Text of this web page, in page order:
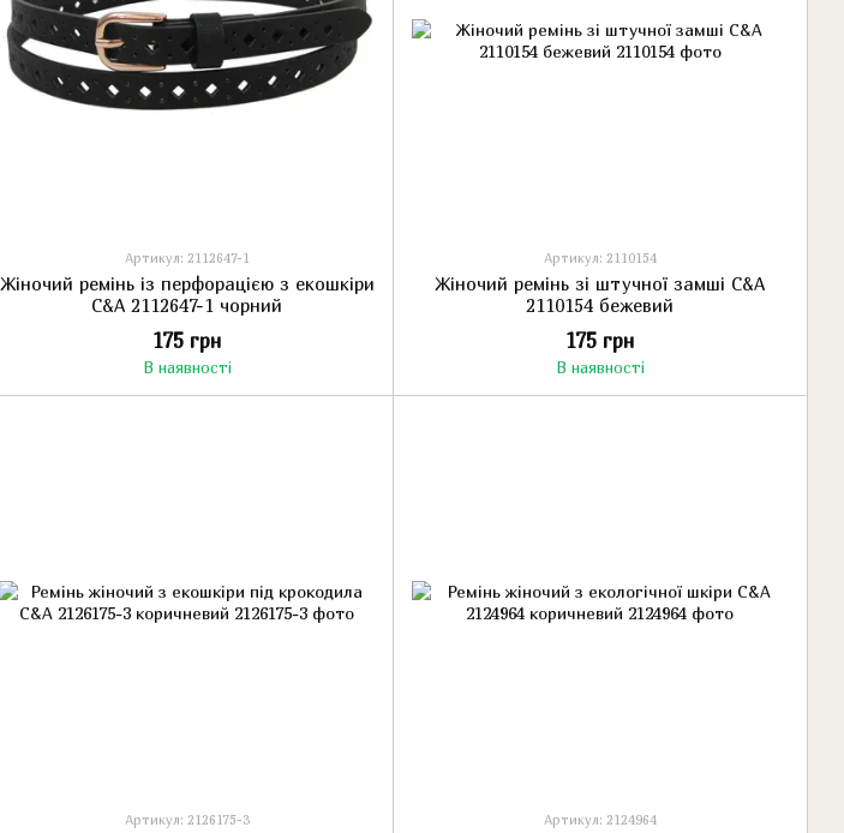
Артикул: 2112647-1
Жіночий ремінь із перфорацією з екошкіри
C&A 2112647-1 чорний
175 грн
В наявності
Артикул: 2110154
Жіночий ремінь зі штучної замші C&A
2110154 бежевий
175 грн
В наявності
Артикул: 2126175-3 Артикул: 2124964